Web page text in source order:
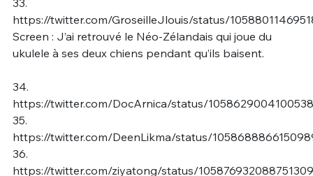
33.
https://twitter.com/GroseilleJlouis/status/
Screen : J’ai retrouvé le Néo-Zélandais qui joue du
ukulele à ses deux chiens pendant qu’ils baisent.
34.
https://twitter.com/DocArnica/status/
35.
https://twitter.com/DeenLikma/status/
36.
https://twitter.com/ziyatong/status/